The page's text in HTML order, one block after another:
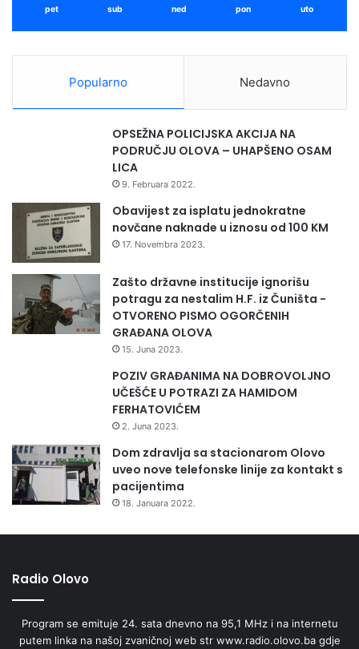
Osim toga, grupa od 4 najaktivnija učenika će na sastanku
Vijeća roditelja izvršiti prezentaciju projekta i projektnih
aktivnosti simulacijom medijacije.
Pored djece učesnika u realizaciji projekta, kao korisnike
projekta u UG“Za bolje sutra“ smatraju i njihove roditelje,
staratelje i nastavnike kojima bi ovaj projekat trebao
pomoći i u rješavanju problema u budućnosti.
pet sub ned pon uto
Popularno Nedavno
OPSEŽNA POLICIJSKA AKCIJA NA
PODRUČJU OLOVA – UHAPŠENO OSAM
LICA
9. Februara 2022.
Obavijest za isplatu jednokratne
novčane naknade u iznosu od 100 KM
17. Novembra 2023.
Zašto državne institucije ignorišu
potragu za nestalim H.F. iz Čuništa -
OTVORENO PISMO OGORČENIH
GRAĐANA OLOVA
15. Juna 2023.
POZIV GRAĐANIMA NA DOBROVOLJNO
UČEŠĆE U POTRAZI ZA HAMIDOM
FERHATOVIĆEM
2. Juna 2023.
Dom zdravlja sa stacionarom Olovo
uveo nove telefonske linije za kontakt s
pacijentima
18. Januara 2022.
Radio Olovo
Program se emituje 24. sata dnevno na 95,1 MHz i na internetu
putem linka na našoj zvaničnoj web str www.radio.olovo.ba gdje